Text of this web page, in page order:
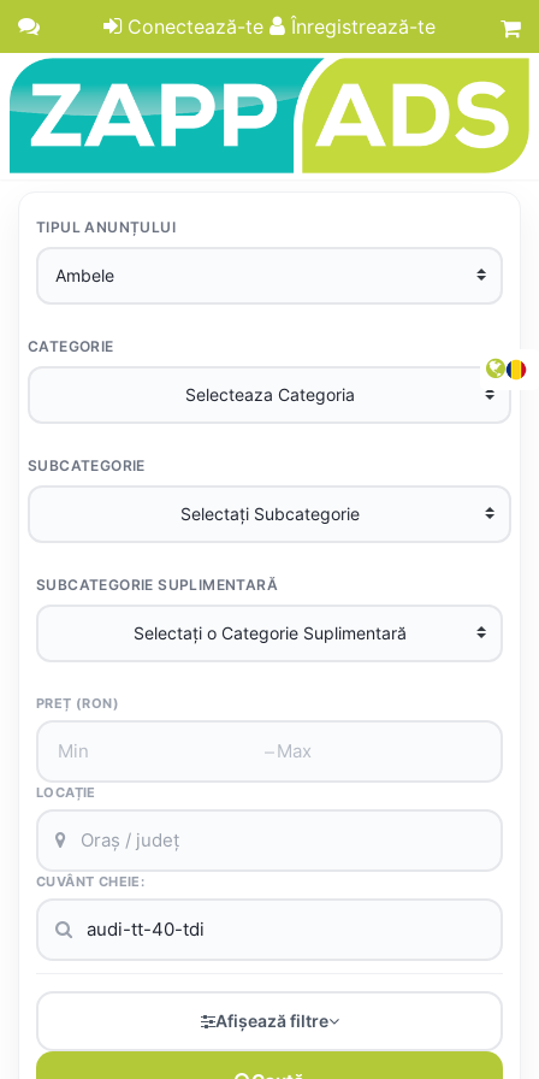
Conectează-te Înregistrează-te
TIPUL ANUNȚULUI
CATEGORIE
SUBCATEGORIE
SUBCATEGORIE SUPLIMENTARĂ
PREȚ (RON)
–
LOCAȚIE
CUVÂNT CHEIE:
Afișează filtre